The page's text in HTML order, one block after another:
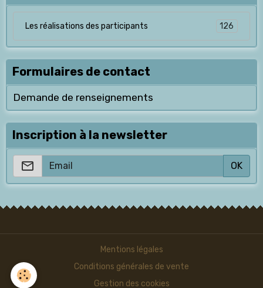
Les réalisations des participants 126
Formulaires de contact
Demande de renseignements
Inscription à la newsletter
OK
Mentions légales
Conditions générales de vente
Gestion des cookies